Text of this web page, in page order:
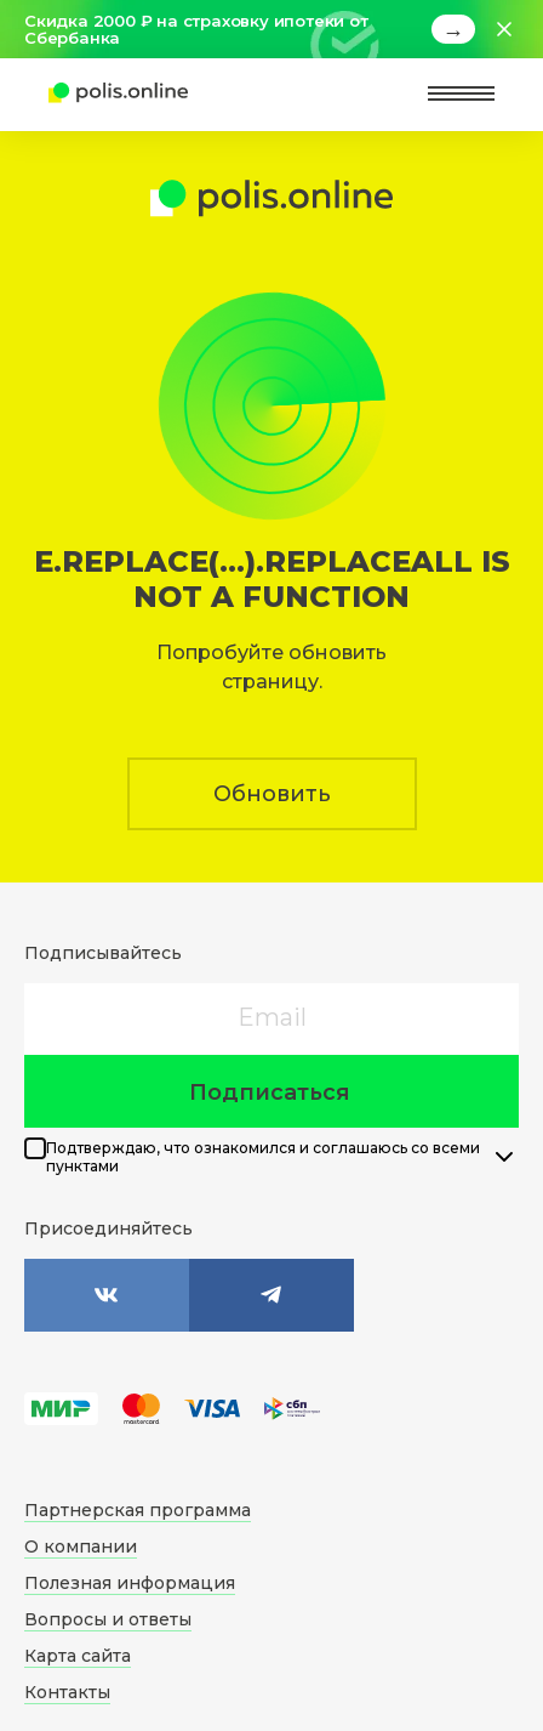
Скидка 2000 ₽ на страховку ипотеки от
Сбербанка
→
E.REPLACE(...).REPLACEALL IS
NOT A FUNCTION
Попробуйте обновить
страницу.
Обновить
Подписывайтесь
Подписаться
Подтверждаю, что ознакомился и соглашаюсь со всеми
пунктами
Присоединяйтесь
Партнерская программа
О компании
Полезная информация
Вопросы и ответы
Карта сайта
Контакты